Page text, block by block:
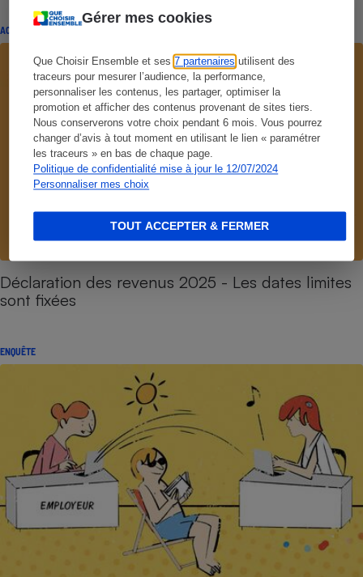
Gérer mes cookies
Que Choisir Ensemble et ses7 partenaires utilisent des
traceurs pour mesurer l’audience, la performance,
personnaliser les contenus, les partager, optimiser la
promotion et afficher des contenus provenant de sites tiers.
Nous conserverons votre choix pendant 6 mois. Vous pourrez
changer d’avis à tout moment en utilisant le lien « paramétrer
les traceurs » en bas de chaque page.
Politique de confidentialité mise à jour le 12/07/2024
Personnaliser mes choix
TOUT ACCEPTER & FERMER
ACTUALITÉ
Déclaration des revenus 2025 - Les dates limites
sont fixées
ENQUÊTE